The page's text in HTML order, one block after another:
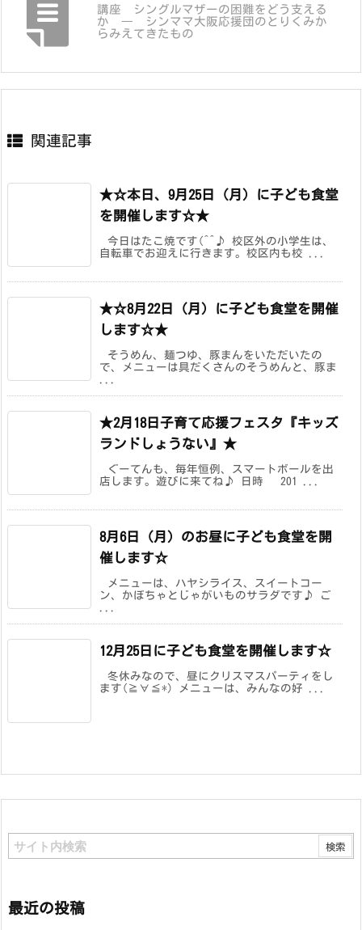
講座 シングルマザーの困難をどう支える
か ― シンママ大阪応援団のとりくみか
らみえてきたもの
関連記事
★☆本日、9月25日（月）に子ども食堂
を開催します☆★
今日はたこ焼です(^^♪ 校区外の小学生は、
自転車でお迎えに行きます。校区内も校 ...
★☆8月22日（月）に子ども食堂を開催
します☆★
そうめん、麺つゆ、豚まんをいただいたの
で、メニューは具だくさんのそうめんと、豚ま
...
★2月18日子育て応援フェスタ『キッズ
ランドしょうない』★
ぐーてんも、毎年恒例、スマートボールを出
店します。遊びに来てね♪ 日時 201 ...
8月6日（月）のお昼に子ども食堂を開
催します☆
メニューは、ハヤシライス、スイートコー
ン、かぼちゃとじゃがいものサラダです♪ ご
...
12月25日に子ども食堂を開催します☆
冬休みなので、昼にクリスマスパーティをし
ます(≧∀≦*) メニューは、みんなの好 ...
最近の投稿